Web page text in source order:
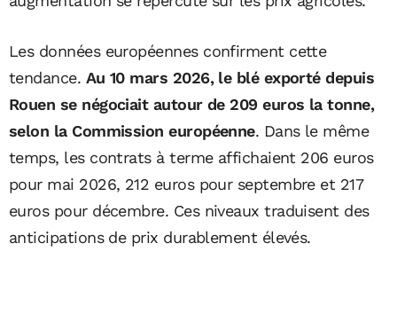
Les données européennes confirment cette
tendance. Au 10 mars 2026, le blé exporté depuis
Rouen se négociait autour de 209 euros la tonne,
selon la Commission européenne. Dans le même
temps, les contrats à terme affichaient 206 euros
pour mai 2026, 212 euros pour septembre et 217
euros pour décembre. Ces niveaux traduisent des
anticipations de prix durablement élevés.